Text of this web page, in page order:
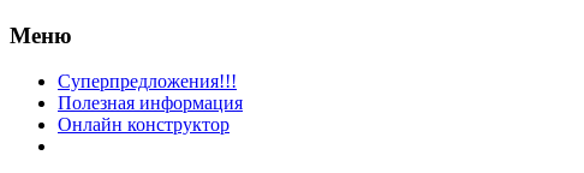
Меню
Суперпредложения!!!
Полезная информация
Онлайн конструктор